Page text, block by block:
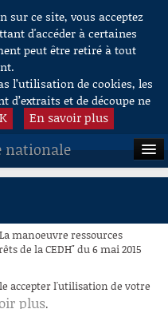
sur ce site, vous acceptez
d'accéder à certaines
peut être retiré à tout
l’utilisation de cookies, les
d’extraits et de découpe ne
En savoir plus
nationale
manoeuvre ressources
de la CEDH" du 6 mai 2015
accepter l'utilisation de votre
plus.